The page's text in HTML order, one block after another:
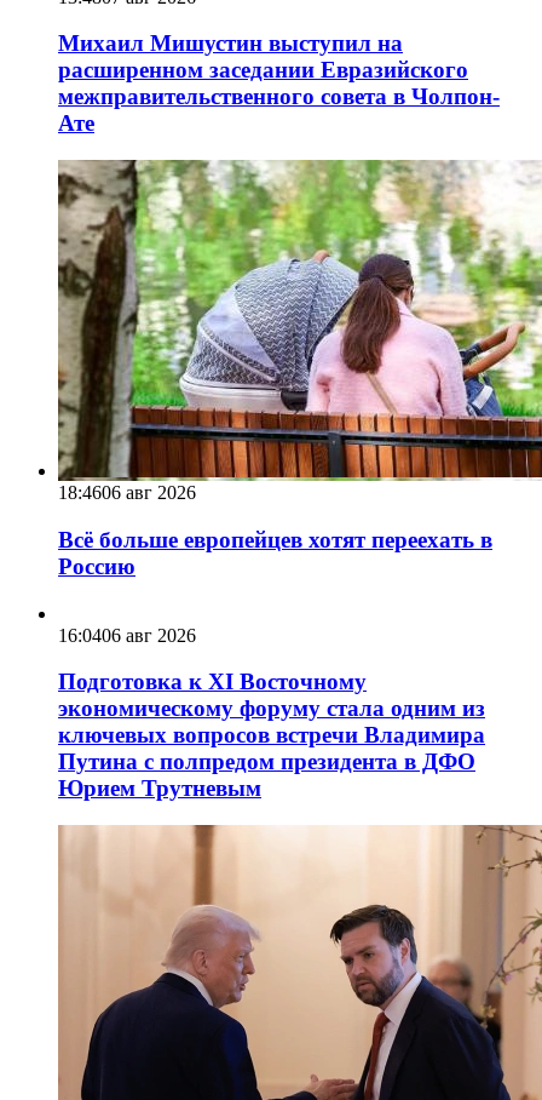
Михаил Мишустин выступил на
расширенном заседании Евразийского
межправительственного совета в Чолпон-
Ате
18:4606 авг 2026
Всё больше европейцев хотят переехать в
Россию
16:0406 авг 2026
Подготовка к XI Восточному
экономическому форуму стала одним из
ключевых вопросов встречи Владимира
Путина с полпредом президента в ДФО
Юрием Трутневым